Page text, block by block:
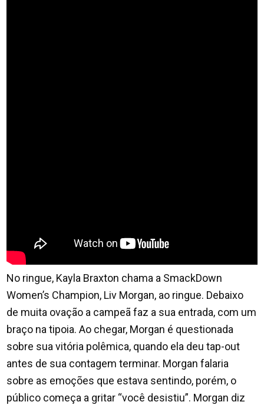
No ringue, Kayla Braxton chama a SmackDown
Women’s Champion, Liv Morgan, ao ringue. Debaixo
de muita ovação a campeã faz a sua entrada, com um
braço na tipoia. Ao chegar, Morgan é questionada
sobre sua vitória polêmica, quando ela deu tap-out
antes de sua contagem terminar. Morgan falaria
sobre as emoções que estava sentindo, porém, o
público começa a gritar “você desistiu”. Morgan diz